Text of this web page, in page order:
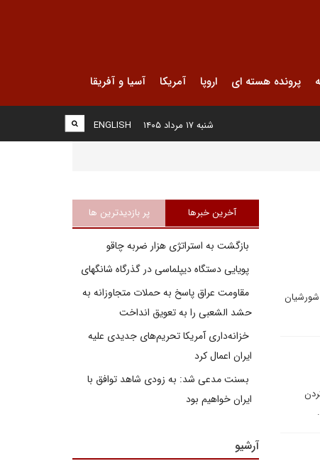
پرونده هسته ای اروپا آمریکا آسیا و آفریقا
ENGLISH شنبه ۱۷ مرداد ۱۴۰۵
آخرین خبرها پر بازدیدترین ها
بازگشت به استراتژی هزار ضربه چاقو
پویایی دستگاه دیپلماسی در گذرگاه شانگهای
مقاومت عراق پاسخ به حملات متجاوزانه به
حشد الشعبی را به تعویق انداخت
خزانه‌داری آمریکا تحریم‌های جدیدی علیه
ایران اعمال کرد
بسنت مدعی شد: به زودی شاهد توافق با
ایران خواهیم بود
آرشیو